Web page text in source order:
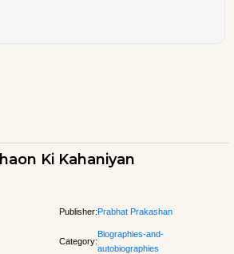
Ki Kahaniyan
Publisher:Prabhat Prakashan
Category:
Biographies-and-
autobiographies